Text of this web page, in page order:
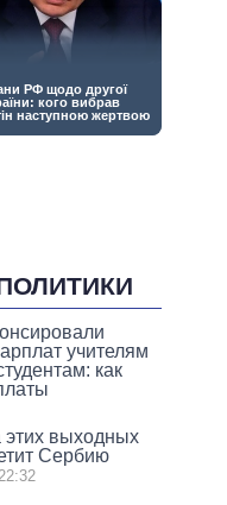
учителям
как
этих выходных
Сербию